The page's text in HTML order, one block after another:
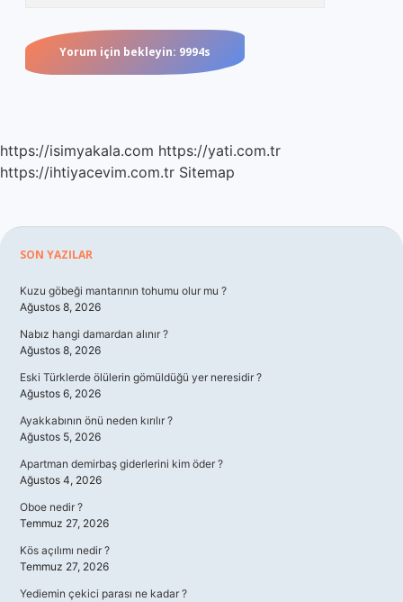
https://isimyakala.com https://yati.com.tr
https://ihtiyacevim.com.tr Sitemap
Sidebar
SON YAZILAR
Kuzu göbeği mantarının tohumu olur mu ?
Ağustos 8, 2026
Nabız hangi damardan alınır ?
Ağustos 8, 2026
Eski Türklerde ölülerin gömüldüğü yer neresidir ?
Ağustos 6, 2026
Ayakkabının önü neden kırılır ?
Ağustos 5, 2026
Apartman demirbaş giderlerini kim öder ?
Ağustos 4, 2026
Oboe nedir ?
Temmuz 27, 2026
Kös açılımı nedir ?
Temmuz 27, 2026
Yediemin çekici parası ne kadar ?